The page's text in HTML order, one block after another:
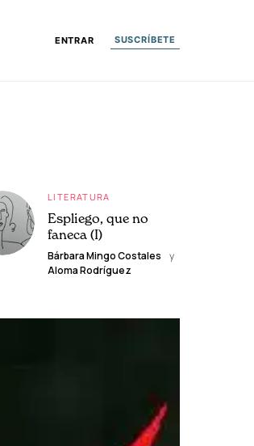
ENTRAR SUSCRÍBETE
LITERATURA
Espliego, que no
faneca (I)
Bárbara Mingo Costales
y
Aloma Rodríguez